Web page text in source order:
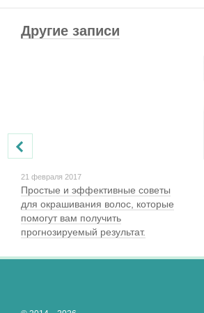
Другие записи
21 февраля 2017
Простые и эффективные советы
для окрашивания волос, которые
помогут вам получить
прогнозируемый результат.